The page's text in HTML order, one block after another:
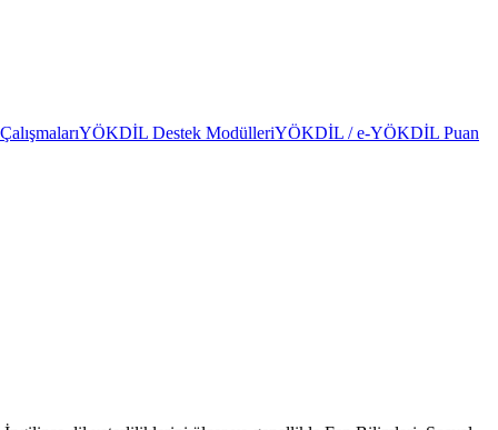
YÖKDİL Destek ModülleriYÖKDİL / e-YÖKDİL Puan